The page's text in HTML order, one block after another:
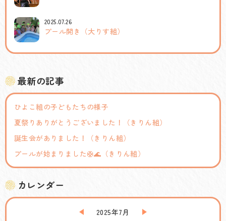
2025.07.26
プール開き（大りす組）
最新の記事
ひよこ組の子どもたちの様子
夏祭りありがとうございました！（きりん組）
誕生会がありました！（きりん組）
プールが始まりました🛟🌊（きりん組）
カレンダー
2025年7月